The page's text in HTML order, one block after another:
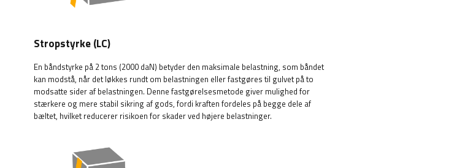
Stropstyrke (LC)
En båndstyrke på 2 tons (2000 daN) betyder den maksimale belastning, som båndet
kan modstå, når det løkkes rundt om belastningen eller fastgøres til gulvet på to
modsatte sider af belastningen. Denne fastgørelsesmetode giver mulighed for
stærkere og mere stabil sikring af gods, fordi kraften fordeles på begge dele af
bæltet, hvilket reducerer risikoen for skader ved højere belastninger.